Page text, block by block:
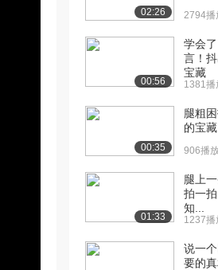
02:26 2794播
00:56
学会
言！
宝藏
1381播
00:35
腿粗
的宝藏
906播
01:33
腿上
拍一
知...
1237播
说一
要的